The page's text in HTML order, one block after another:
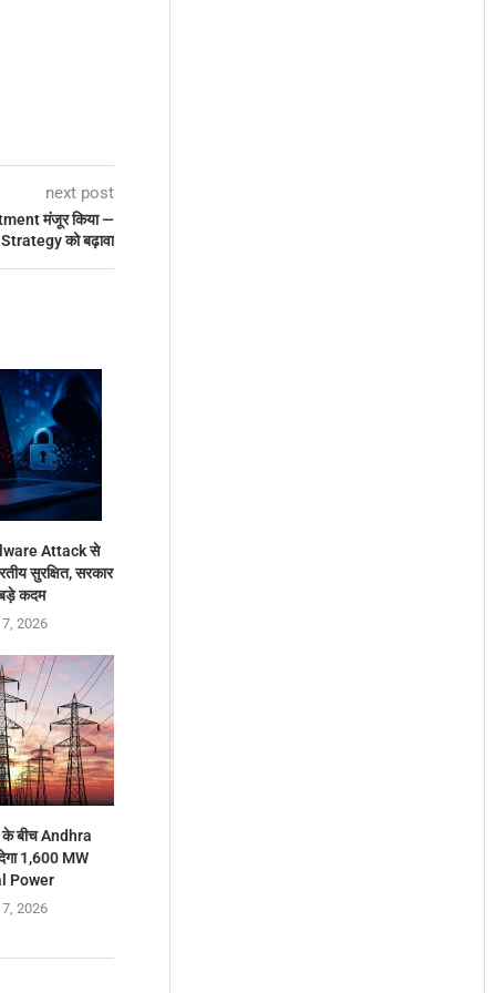
next post
मंजूर किया —
को बढ़ावा
Attack से
सुरक्षित, सरकार
कदम
2026
के बीच Andhra
1,600 MW
Power
2026